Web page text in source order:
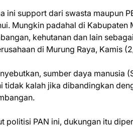
ini support dari swasta maupun
Mungkin padahal di Kabupaten
kehutanan dan lain
di Murung Raya, Kamis
sumber daya manusia
tidak kalah jika dibandingkan
politisi PAN ini, dukungan itu